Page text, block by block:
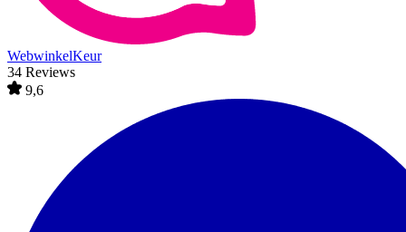
WebwinkelKeur
34 Reviews
9,6